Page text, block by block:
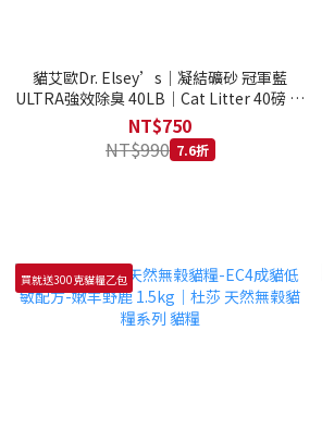
貓艾歐Dr. Elsey’s｜凝結礦砂 冠軍藍
ULTRA強效除臭 40LB｜Cat Litter 40磅 貓
砂 凝結礦砂 美國 艾爾博士
NT$750
NT$990 7.6折
買就送300克貓糧乙包